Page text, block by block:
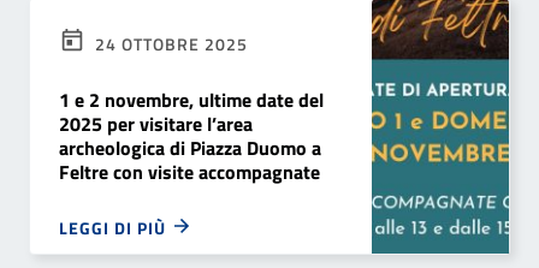
24 OTTOBRE 2025
1 e 2 novembre, ultime date del
2025 per visitare l’area
archeologica di Piazza Duomo a
Feltre con visite accompagnate
LEGGI DI PIÙ